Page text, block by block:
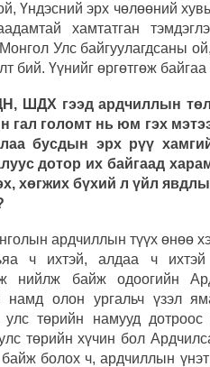
Үндэсний эрх чөлөөний
хамтатган
Улс байгуулагдсаны
бий. Үүнийг өргөтгөж байгаа
ШДХ гээд ардчиллын
гал голомт нь юм гэх
бусдын эрх рүү
дотор их байгаад
хөгжих бүхий л үйл
ардчиллын түүх өнөө
ч ихтэй, алдаа ч
нийлж байж одоогийн
намд олон ургальч үзэл
улс төрийн намууд
төрийн хүчин бол
байж болох ч, ардчиллын